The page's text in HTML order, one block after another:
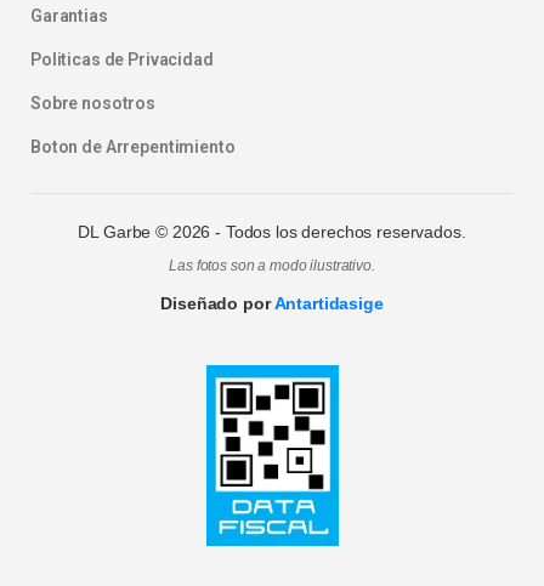
Garantias
Politicas de Privacidad
Sobre nosotros
Boton de Arrepentimiento
DL Garbe © 2026 - Todos los derechos reservados.
Las fotos son a modo ilustrativo.
Diseñado porAntartidasige